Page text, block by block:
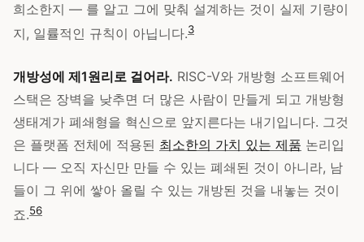
희소한지 — 를 알고 그에 맞춰 설계하는 것이 실제 기량이
지, 일률적인 규칙이 아닙니다.3
개방성에 제1원리로 걸어라. RISC-V와 개방형 소프트웨어
스택은 장벽을 낮추면 더 많은 사람이 만들게 되고 개방형
생태계가 폐쇄형을 혁신으로 앞지른다는 내기입니다. 그것
은 플랫폼 전체에 적용된 최소한의 가치 있는 제품 논리입
니다 — 오직 자신만 만들 수 있는 폐쇄된 것이 아니라, 남
들이 그 위에 쌓아 올릴 수 있는 개방된 것을 내놓는 것이
죠.56